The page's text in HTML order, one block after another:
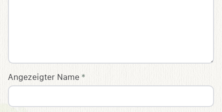
Angezeigter Name *